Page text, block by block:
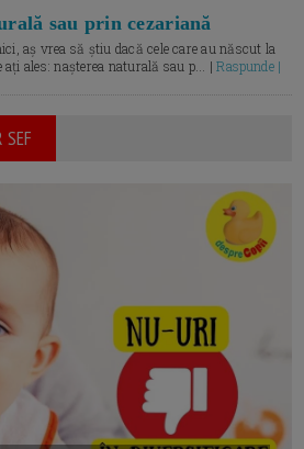
sau prin cezariană
aș vrea să știu dacă cele care au născut la
ați ales: nașterea naturală sau p... |Raspunde |
SEF